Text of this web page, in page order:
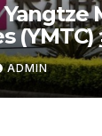
(YMTC)
ADMIN